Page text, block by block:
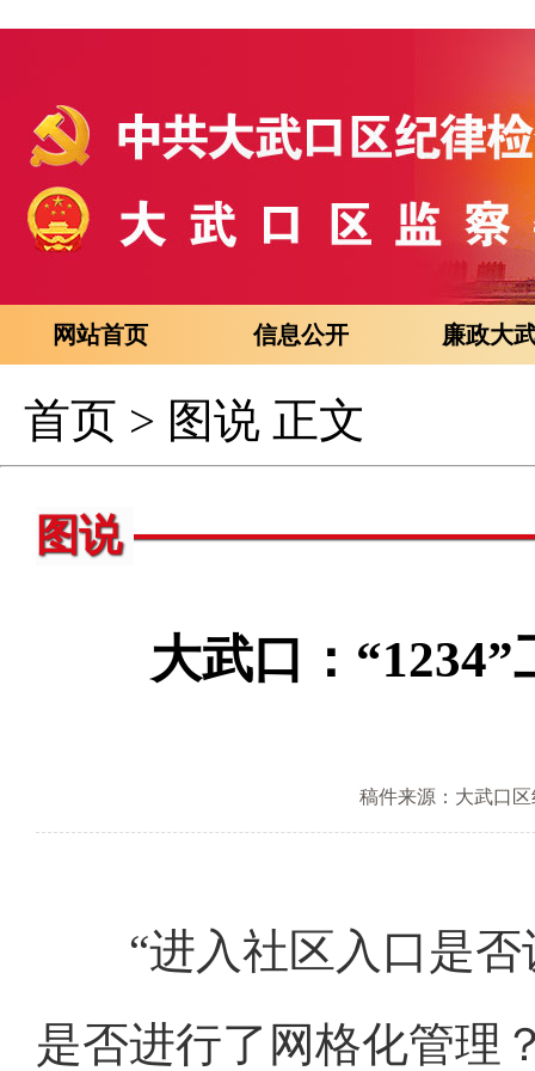
网站首页 信息公开 廉政大
首页 > 图说 正文
图说
大武口：
稿件来源：大武口
“进入社区入口是否
是否进行了网格化管理